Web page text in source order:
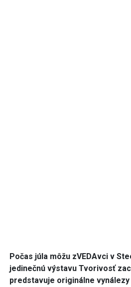
Počas júla môžu zVEDAvci v
jedinečnú výstavu Tvorivosť
predstavuje originálne